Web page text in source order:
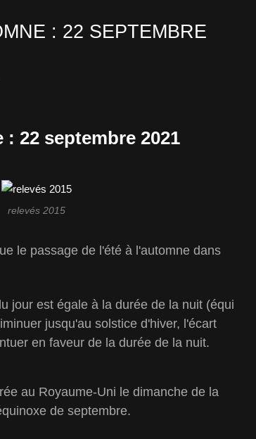
: 22 SEPTEMBRE
22 septembre 2021
relevés 2015
le passage de l'été à l'automne dans
jour est égale à la durée de la nuit (équi
jusqu'au solstice d'hiver, l'écart
en faveur de la durée de la nuit.
au Royaume-Uni le dimanche de la
de septembre.